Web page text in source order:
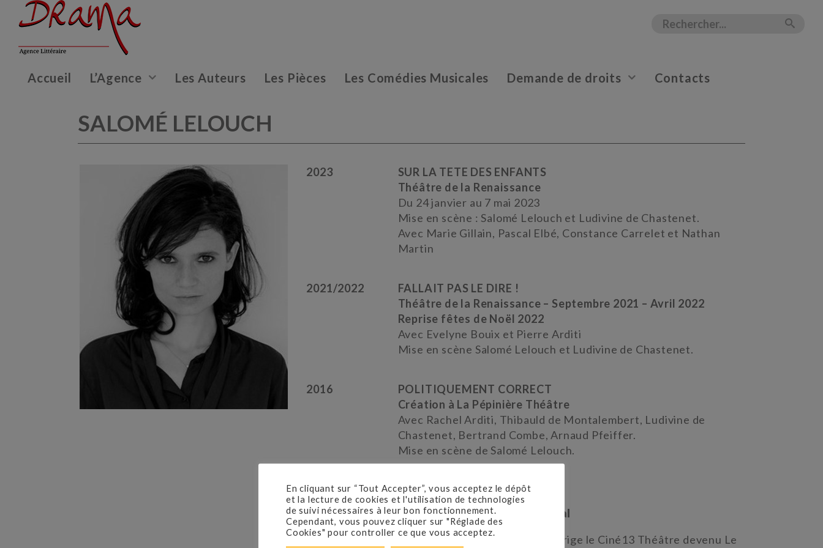
Accueil L’Agence Les Auteurs Les Pièces Les Comédies Musicales Demande de droits Contacts
SALOMÉ LELOUCH
2023
SUR LA TETE DES ENFANTS
Théâtre de la Renaissance
Du 24 janvier au 7 mai 2023
Mise en scène : Salomé Lelouch et Ludivine de Chastenet.
Avec Marie Gillain, Pascal Elbé, Constance Carrelet et Nathan
Martin
2021/2022
FALLAIT PAS LE DIRE !
Théâtre de la Renaissance – Septembre 2021 – Avril 2022
Reprise fêtes de Noël 2022
Avec Evelyne Bouix et Pierre Arditi
Mise en scène Salomé Lelouch et Ludivine de Chastenet.
2016
POLITIQUEMENT CORRECT
Création à La Pépinière Théâtre
Avec Rachel Arditi, Thibauld de Montalembert, Ludivine de
Chastenet, Bertrand Combe, Arnaud Pfeiffer.
Mise en scène de Salomé Lelouch.
Droits théâtraux à l’international
Depuis 2003, Salomé Lelouch dirige le Ciné13 Théâtre devenu Le
En cliquant sur “Tout Accepter”, vous acceptez le dépôt
et la lecture de cookies et l'utilisation de technologies
de suivi nécessaires à leur bon fonctionnement.
Cependant, vous pouvez cliquer sur "Réglade des
Cookies" pour controller ce que vous acceptez.